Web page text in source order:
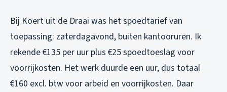
Bij Koert uit de Draai was het spoedtarief van
toepassing: zaterdagavond, buiten kantooruren. Ik
rekende €135 per uur plus €25 spoedtoeslag voor
voorrijkosten. Het werk duurde een uur, dus totaal
€160 excl. btw voor arbeid en voorrijkosten. Daar